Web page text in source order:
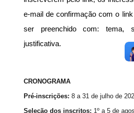
e-mail de confirmação com o
ser preenchido com: tema,
justificativa.
CRONOGRAMA
Pré-inscrições: 8 a 31 de julho de
Seleção dos inscritos: 1º a 5 de